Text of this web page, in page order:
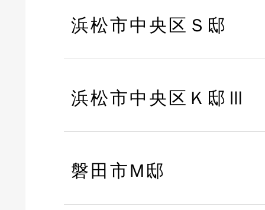
浜松市中央区Ｓ邸
浜松市中央区Ｋ邸Ⅲ
磐田市M邸